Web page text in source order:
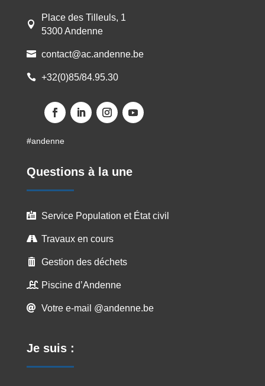

Place des Tilleuls, 1
5300 Andenne
 contact@ac.andenne.be
 +32(0)85/84.95.30
#andenne
Questions à la une
 Service Population et État civil
 Travaux en cours
 Gestion des déchets
 Piscine d’Andenne
 Votre e-mail @andenne.be
Je suis :